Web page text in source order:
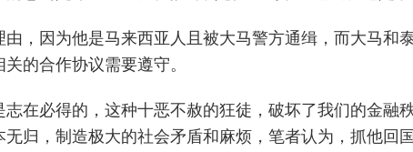
，因为他是马来西亚人且被大马警方通缉，而大马和
的合作协议需要遵守。
在必得的，这种十恶不赦的狂徒，破坏了我们的金融
归，制造极大的社会矛盾和麻烦，笔者认为，抓他回